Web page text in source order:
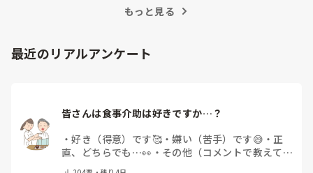
もっと見る
最近のリアルアンケート
皆さんは食事介助は好きですか…？
・好き（得意）です🥰・嫌い（苦手）です😅 ・ 正
直、どちらでも…👀 ・ その他（コメントで教えてく